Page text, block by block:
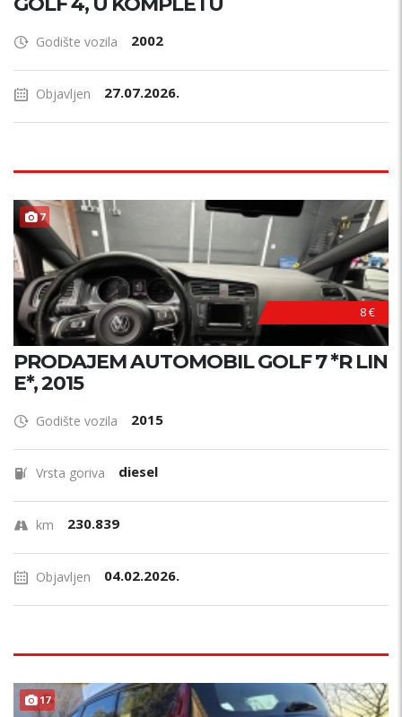
Godište vozila 2002
Objavljen 27.07.2026.
7
8 €
PRODAJEM AUTOMOBIL GOLF 7 *R LIN
E*, 2015
Godište vozila 2015
Vrsta goriva diesel
km 230.839
Objavljen 04.02.2026.
17